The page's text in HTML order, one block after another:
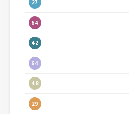
27
64
42
64
48
29